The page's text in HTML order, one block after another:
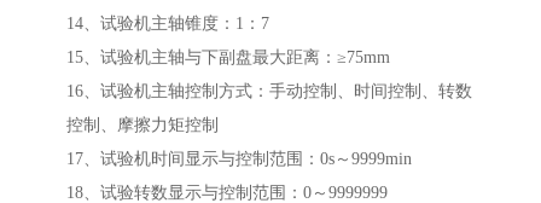
14、试验机主轴锥度：1：7
15、试验机主轴与下副盘最大距离：≥75mm
16、试验机主轴控制方式：手动控制、时间控制、转数
控制、摩擦力矩控制
17、试验机时间显示与控制范围：0s～9999min
18、试验转数显示与控制范围：0～9999999